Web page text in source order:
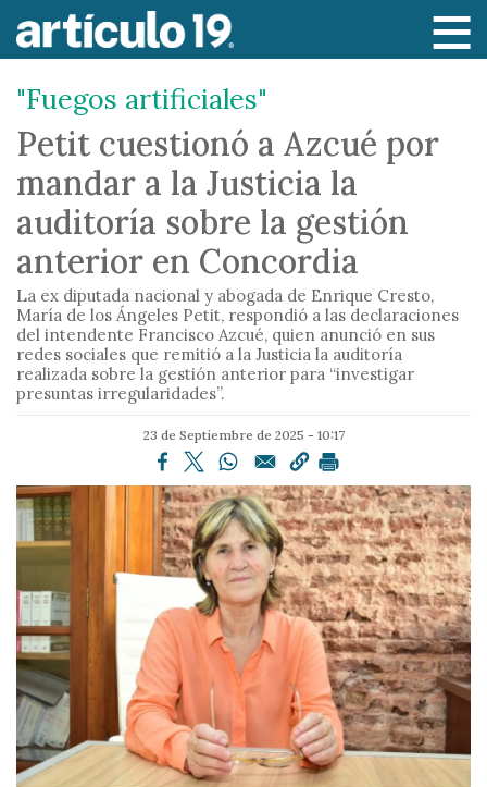
a
a
l
o
n
e
n
i
i
n
c
i
p
a
l
"Fuegos artificiales"
Petit cuestionó a Azcué por
mandar a la Justicia la
auditoría sobre la gestión
anterior en Concordia
La ex diputada nacional y abogada de Enrique Cresto,
María de los Ángeles Petit, respondió a las declaraciones
del intendente Francisco Azcué, quien anunció en sus
redes sociales que remitió a la Justicia la auditoría
realizada sobre la gestión anterior para “investigar
presuntas irregularidades”.
23 de Septiembre de 2025 - 10:17